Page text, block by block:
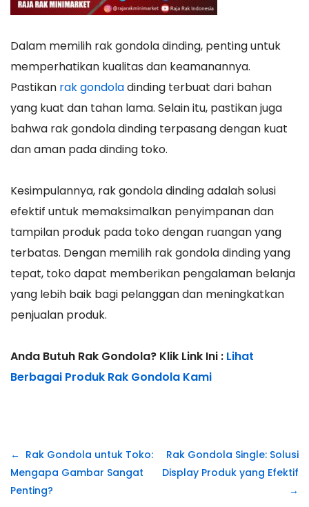
Dalam memilih rak gondola dinding, penting untuk
memperhatikan kualitas dan keamanannya.
Pastikan rak gondoladinding terbuat dari bahan
yang kuat dan tahan lama. Selain itu, pastikan juga
bahwa rak gondola dinding terpasang dengan kuat
dan aman pada dinding toko.
Kesimpulannya, rak gondola dinding adalah solusi
efektif untuk memaksimalkan penyimpanan dan
tampilan produk pada toko dengan ruangan yang
terbatas. Dengan memilih rak gondola dinding yang
tepat, toko dapat memberikan pengalaman belanja
yang lebih baik bagi pelanggan dan meningkatkan
penjualan produk.
Anda Butuh Rak Gondola? Klik Link Ini : Lihat
Berbagai Produk Rak Gondola Kami
Navigasi
pos
Rak Gondola untuk Toko:
Mengapa Gambar Sangat
Penting?
Rak Gondola Single: Solusi
Display Produk yang Efektif